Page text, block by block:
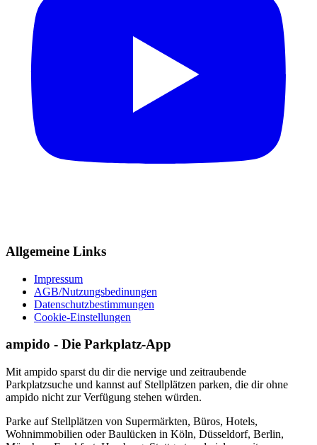
Allgemeine Links
Impressum
AGB/Nutzungsbedinungen
Datenschutzbestimmungen
Cookie-Einstellungen
ampido - Die Parkplatz-App
Mit ampido sparst du dir die nervige und zeitraubende
Parkplatzsuche und kannst auf Stellplätzen parken, die dir ohne
ampido nicht zur Verfügung stehen würden.
Parke auf Stellplätzen von Supermärkten, Büros, Hotels,
Wohnimmobilien oder Baulücken in Köln, Düsseldorf, Berlin,